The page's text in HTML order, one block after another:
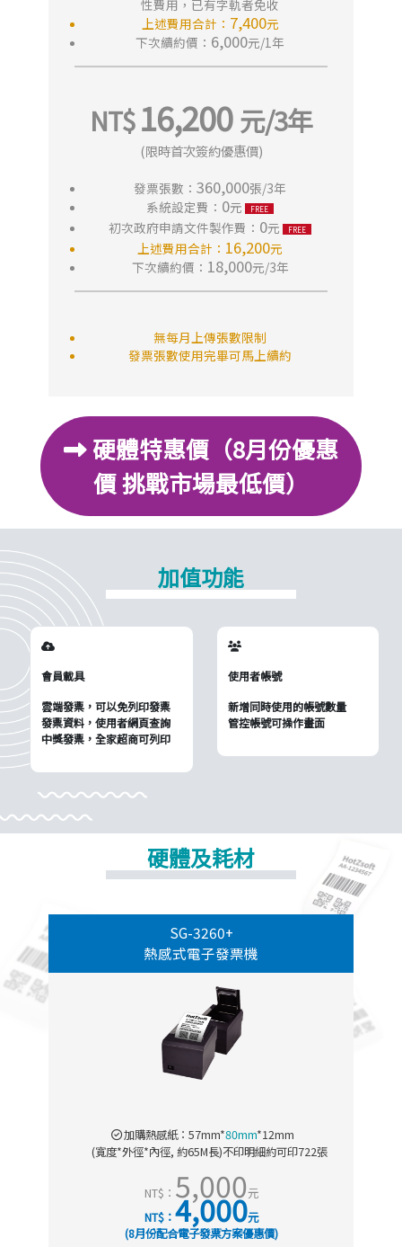
性費用，已有字軌者免收
上述費用合計： 7,400元
下次續約價： 6,000元/1年
16,200
(限時首次簽約優惠價)
發票張數：360,000張/3年
系統設定費： 0元
初次政府申請文件製作費： 0元
上述費用合計： 16,200元
下次續約價： 18,000元/3年
無每月上傳張數限制
發票張數使用完畢可馬上續約
硬體特惠價（8月份優惠
價 挑戰市場最低價）
加值功能
會員載具
雲端發票，可以免列印發票
發票資料，使用者網頁查詢
中獎發票，全家超商可列印
使用者帳號
新增同時使用的帳號數量
管控帳號可操作畫面
硬體及耗材
SG-3260+
熱感式電子發票機
加購熱感紙：57mm*80mm*12mm
(寬度*外徑*內徑, 約65M長)不印明細約可印722張
NT$： 5,000元
NT$： 4,000元
(8月份配合電子發票方案優惠價)